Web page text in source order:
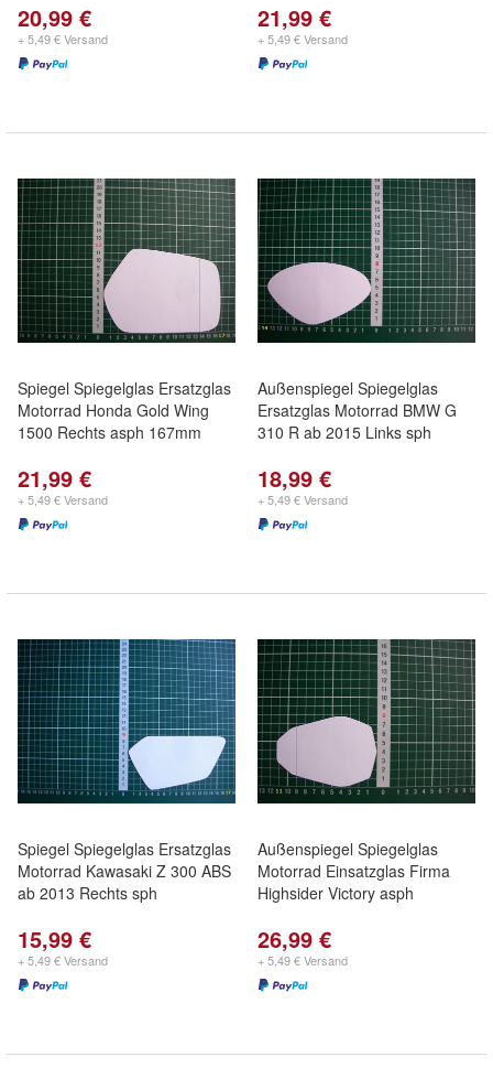
20,99 €
+ 5,49 € Versand
21,99 €
+ 5,49 € Versand
Spiegel Spiegelglas Ersatzglas
Motorrad Honda Gold Wing
1500 Rechts asph 167mm
21,99 €
+ 5,49 € Versand
Außenspiegel Spiegelglas
Ersatzglas Motorrad BMW G
310 R ab 2015 Links sph
18,99 €
+ 5,49 € Versand
Spiegel Spiegelglas Ersatzglas
Motorrad Kawasaki Z 300 ABS
ab 2013 Rechts sph
15,99 €
+ 5,49 € Versand
Außenspiegel Spiegelglas
Motorrad Einsatzglas Firma
Highsider Victory asph
26,99 €
+ 5,49 € Versand